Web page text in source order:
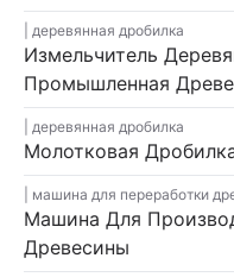
деревянная дробилка
Измельчитель
Промышленная
деревянная дробилка
Молотковая
машина для переработки
Машина Для
Древесины